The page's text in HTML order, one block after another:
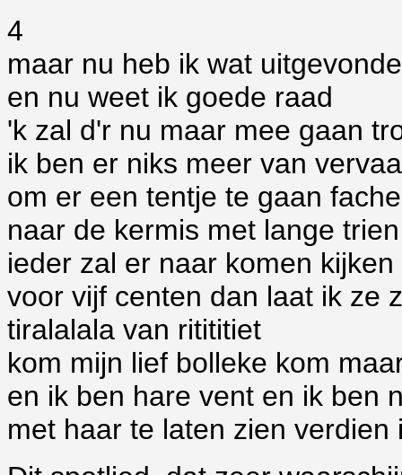
4
maar nu heb ik wat
en nu weet ik goede raad
'k zal d'r nu maar mee gaan
ik ben er niks meer van
om er een tentje te gaan
naar de kermis met lange trien
ieder zal er naar komen kijken
voor vijf centen dan laat ik ze
tiralalala van ritititiet
kom mijn lief bolleke kom
en ik ben hare vent en ik ben
met haar te laten zien verdien